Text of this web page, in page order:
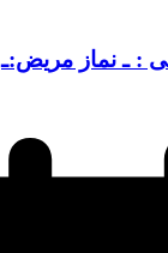
: ـ نماز مریض:ـ